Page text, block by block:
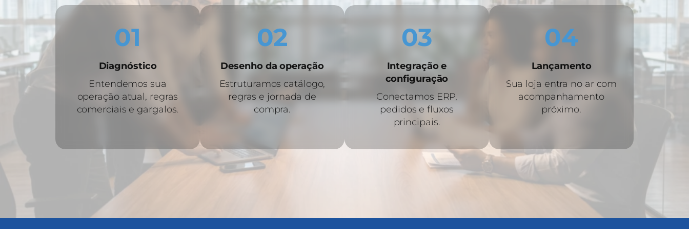
01
Diagnóstico
Entendemos sua
operação atual, regras
comerciais e gargalos.
02
Desenho da operação
Estruturamos catálogo,
regras e jornada de
compra.
03
Integração e
configuração
Conectamos ERP,
pedidos e fluxos
principais.
04
Lançamento
Sua loja entra no ar com
acompanhamento
próximo.